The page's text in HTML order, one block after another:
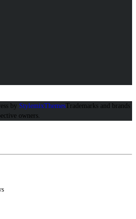
by StylemixThemesTrademarks and brands
owners.